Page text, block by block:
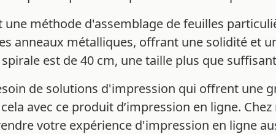
une méthode d'assemblage de feuilles
anneaux métalliques, offrant une solidité et
est de 40 cm, une taille plus que
de solutions d'impression qui offrent une
avec ce produit d’impression en ligne.
votre expérience d'impression en ligne